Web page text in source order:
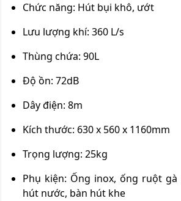
Chức năng: Hút bụi khô, ướt
Lưu lượng khí: 360 L/s
Thùng chứa: 90L
Độ ồn: 72dB
Dây điện: 8m
Kích thước: 630 x 560 x 1160mm
Trọng lượng: 25kg
Phụ kiện: Ống inox, ống ruột
hút nước, bàn hút khe